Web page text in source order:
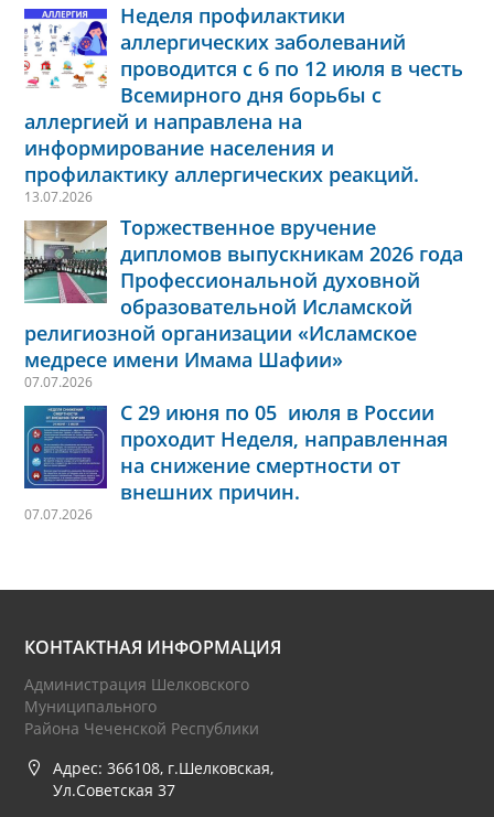
Неделя профилактики
аллергических заболеваний
проводится с 6 по 12 июля в честь
Всемирного дня борьбы с
аллергией и направлена на
информирование населения и
профилактику аллергических реакций.
13.07.2026
Торжественное вручение
дипломов выпускникам 2026 года
Профессиональной духовной
образовательной Исламской
религиозной организации «Исламское
медресе имени Имама Шафии»
07.07.2026
С 29 июня по 05 июля в России
проходит Неделя, направленная
на снижение смертности от
внешних причин.
07.07.2026
КОНТАКТНАЯ ИНФОРМАЦИЯ
Администрация Шелковского
Муниципального
Района Чеченской Республики
Адрес: 366108, г.Шелковская,
Ул.Советская 37